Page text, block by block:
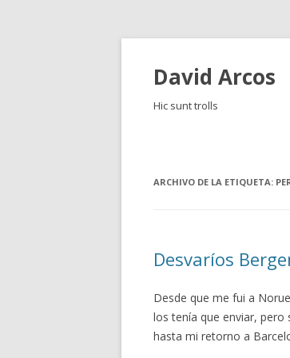
David Arcos
Hic sunt trolls
ARCHIVO DE LA ETIQUETA:
Desvaríos
Desde que me fui a
los tenía que enviar,
hasta mi retorno a